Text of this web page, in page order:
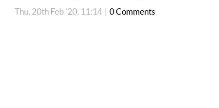
Thu, 20th Feb '20, 11:14 | 0 Comments